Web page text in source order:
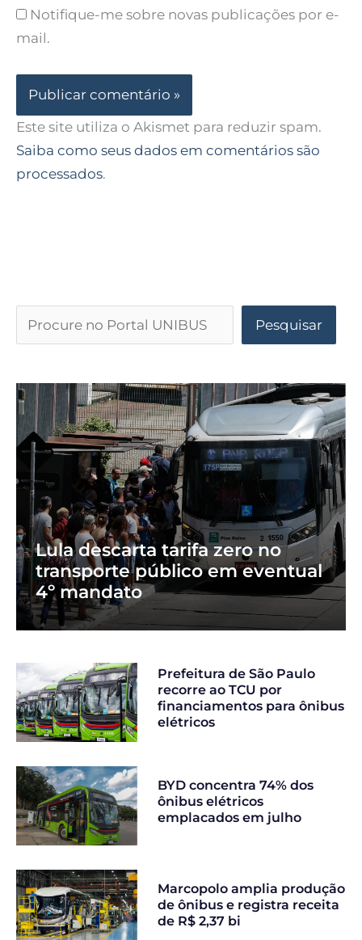
Notifique-me sobre novas publicações por e-
mail.
Este site utiliza o Akismet para reduzir spam.
Saiba como seus dados em comentários são
processados.
Pesquisar
Lula descarta tarifa zero no
transporte público em eventual
4º mandato
Prefeitura de São Paulo
recorre ao TCU por
financiamentos para ônibus
elétricos
BYD concentra 74% dos
ônibus elétricos
emplacados em julho
Marcopolo amplia produção
de ônibus e registra receita
de R$ 2,37 bi